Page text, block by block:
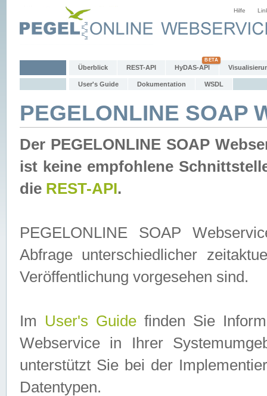
Hilfe
Überblick REST-API HyDAS-API
User's Guide Dokumentation WSDL
PEGELONLINE SOAP
Der PEGELONLINE SOAP
ist keine empfohlene
die REST-API.
PEGELONLINE SOAP
Abfrage unterschiedlicher
Veröffentlichung vorgesehen sind.
Im User's Guidefinden Sie
Webservice in Ihrer
unterstützt Sie bei der
Datentypen.